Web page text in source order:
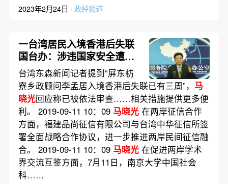
2023年2月24日 · 政经频道
一台湾居民入境香港后失联
国台办：涉违国家安全遭审
查
台湾东森新闻记者提到“屏东枋
寮乡政顾问李孟居入境香港后失联已有三周”， 马
晓光回应称已被依法审查……相关措施提供更多便
利。 2019-09-11 10：09 马晓光在两岸征信合作
方面，福建品尚征信有限公司与台湾中华征信所签
署全面战略合作协议，进一步推进两岸民间征信融
合。 2019-09-11 10：09 马晓光在促进两岸学术
界交流互鉴方面，7月11日，南京大学中国社会
科……